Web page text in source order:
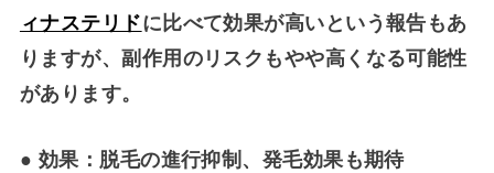
ィナステリドに比べて効果が高いという報告もあ
りますが、副作用のリスクもやや高くなる可能性
があります。
● 効果：脱毛の進行抑制、発毛効果も期待